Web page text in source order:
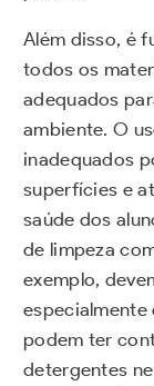
Além disso, é
todos os
adequados
ambiente. O
inadequados
superfícies e
saúde dos
de limpeza
exemplo,
especialmente
podem ter
detergentes